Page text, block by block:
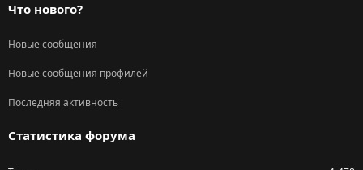
Что нового?
Новые сообщения
Новые сообщения профилей
Последняя активность
Статистика форума